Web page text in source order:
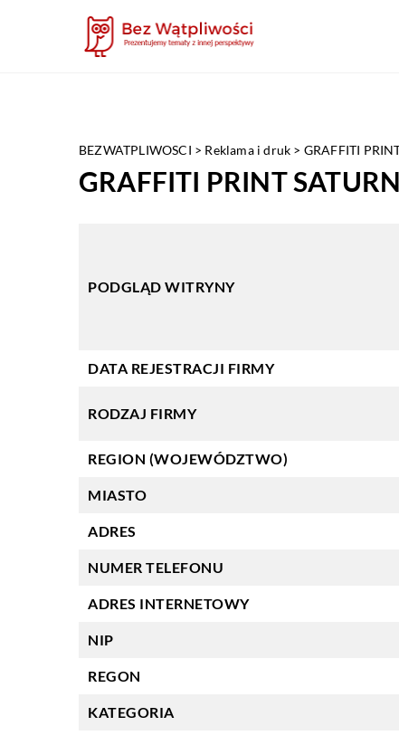
BEZWATPLIWOSCI > Reklama i druk > GRAFFITI
GRAFFITI PRINT
PODGLĄD WITRYNY
DATA REJESTRACJI FIRMY
RODZAJ FIRMY
REGION (WOJEWÓDZTWO)
MIASTO
ADRES
NUMER TELEFONU
ADRES INTERNETOWY
NIP
REGON
KATEGORIA